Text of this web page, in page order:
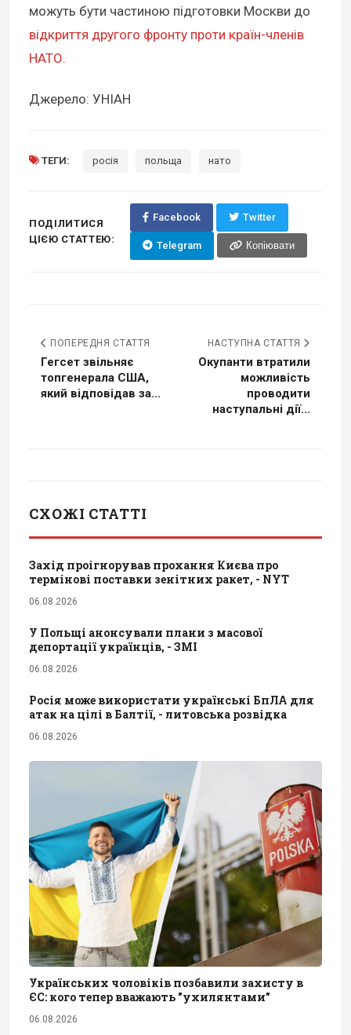
можуть бути частиною підготовки Москви до
відкриття другого фронту проти країн-членів
НАТО.
Джерело: УНІАН
ТЕГИ: росія польща нато
ПОДІЛИТИСЯ
ЦІЄЮ СТАТТЕЮ:
Facebook Twitter
Telegram Копіювати
ПОПЕРЕДНЯ СТАТТЯ
Гегсет звільняє
топгенерала США,
який відповідав за...
НАСТУПНА СТАТТЯ
Окупанти втратили
можливість
проводити
наступальні дії...
СХОЖІ СТАТТІ
Захід проігнорував прохання Києва про
термінові поставки зенітних ракет, - NYT
06.08.2026
У Польщі анонсували плани з масової
депортації українців, - ЗМІ
06.08.2026
Росія може використати українські БпЛА для
атак на цілі в Балтії, - литовська розвідка
06.08.2026
Українських чоловіків позбавили захисту в
ЄС: кого тепер вважають "ухилянтами"
06.08.2026